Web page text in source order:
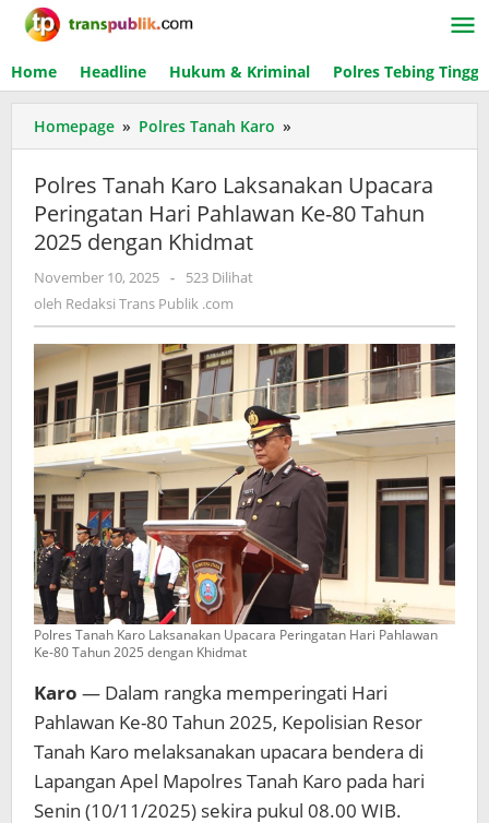
Lewati
Home Headline Hukum & Kriminal Polres Tebing Tinggi
Homepage » Polres Tanah Karo »
Tanah
Karo
Laksanakan
Upacara
80
Tahun
2025
dengan
Khidmat
Polres Tanah Karo Laksanakan Upacara
Peringatan Hari Pahlawan Ke-80 Tahun
2025 dengan Khidmat
November 10, 2025 oleh
Redaksi
Publik
.com
-
523 Dilihat
oleh Redaksi Trans Publik .com
Polres Tanah Karo Laksanakan Upacara Peringatan Hari Pahlawan
Ke-80 Tahun 2025 dengan Khidmat
Karo — Dalam rangka memperingati Hari
Pahlawan Ke-80 Tahun 2025, Kepolisian Resor
Tanah Karo melaksanakan upacara bendera di
Lapangan Apel Mapolres Tanah Karo pada hari
Senin (10/11/2025) sekira pukul 08.00 WIB.